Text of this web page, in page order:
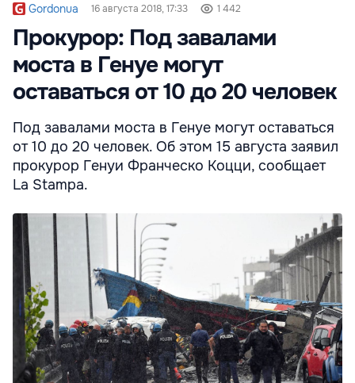
Gordonua 16 августа 2018, 17:33 1 442
Прокурор: Под завалами
моста в Генуе могут
оставаться от 10 до 20 человек
Под завалами моста в Генуе могут оставаться
от 10 до 20 человек. Об этом 15 августа заявил
прокурор Генуи Франческо Коцци, сообщает
La Stampa.